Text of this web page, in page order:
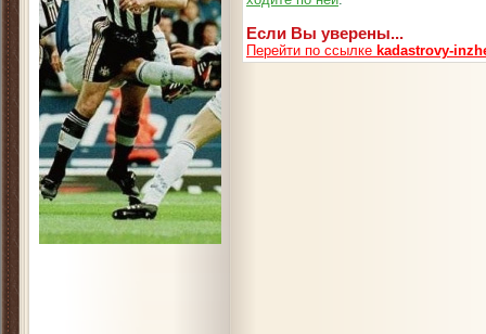
Если Вы уверены...
Перейти по ссылке kadastrovy-